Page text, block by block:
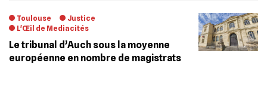
Toulouse
Justice
L'Œil de Mediacités
Le tribunal d’Auch sous la moyenne
européenne en nombre de magistrats